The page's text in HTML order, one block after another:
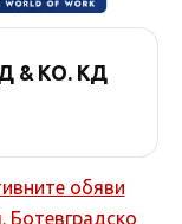
& КО. КД
обяви
Ботевградско